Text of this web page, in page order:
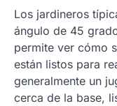
Los jardineros
ángulo de 45
permite ver cómo
están listos para
generalmente un
cerca de la base,